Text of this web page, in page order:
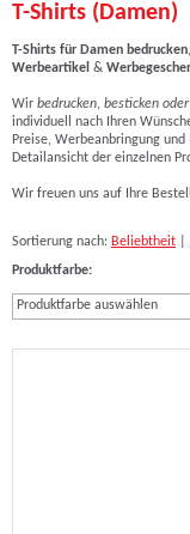
T-Shirts (Damen)
T-Shirts für Damen bedrucken,
Werbeartikel &
Wir bedrucken, besticken
individuell nach Ihren
Preise, Werbeanbringung
Detailansicht der einzelnen
Wir freuen uns auf Ihre
Sortierung nach: Beliebtheit
Produktfarbe:
Produktfarbe auswählen